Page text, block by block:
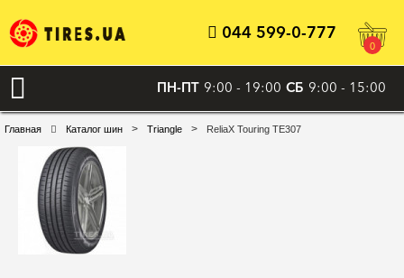
044 599-0-777
0
ПН-ПТ 9:00 - 19:00 СБ 9:00 - 15:00
Главная Каталог шин > Triangle > ReliaX Touring TE307